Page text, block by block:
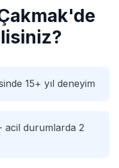
'de
15+ yıl deneyim
acil durumlarda 2